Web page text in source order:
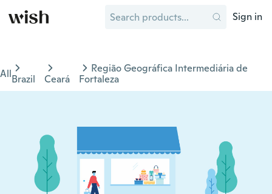
Sign in
AllBrazil Ceará
Região Geográfica Intermediária de
Fortaleza